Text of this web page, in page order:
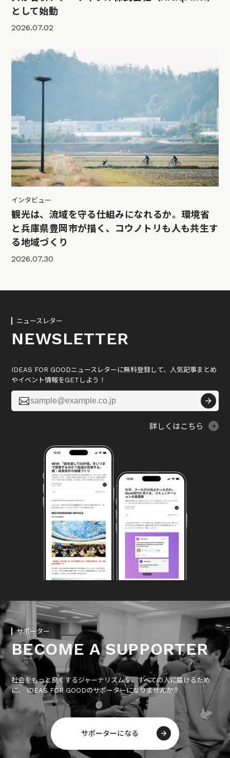
として始動
2026.07.02
インタビュー
観光は、流域を守る仕組みになれるか。環境省
と兵庫県豊岡市が描く、コウノトリも人も共生す
る地域づくり
2026.07.30
ニュースレター
NEWSLETTER
IDEAS FOR GOODニュースレターに無料登録して、人気記事まとめ
やイベント情報をGETしよう！

詳しくはこちら
サポーター
BECOME A SUPPORTER
社会をもっと良くするジャーナリズムを、すべての人に届けるため
に、 IDEAS FOR GOODのサポーターになりませんか？
サポーターになる